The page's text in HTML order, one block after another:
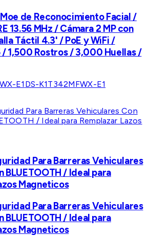
de Reconocimiento Facial /
13.56 MHz / Cámara 2 MP con
Táctil 4.3' / PoE y WiFi /
/ 1,500 Rostros / 3,000 Huellas /
E1 DS-K1T342MFWX-E1
Para Barreras Vehiculares
BLUETOOTH / Ideal para
Magneticos
Para Barreras Vehiculares
BLUETOOTH / Ideal para
Magneticos